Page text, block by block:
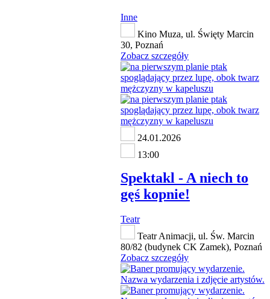
Inne
Kino Muza, ul. Święty Marcin
30, Poznań
Zobacz szczegóły
24.01.2026
13:00
Spektakl - A niech to
gęś kopnie!
Teatr
Teatr Animacji, ul. Św. Marcin
80/82 (budynek CK Zamek), Poznań
Zobacz szczegóły